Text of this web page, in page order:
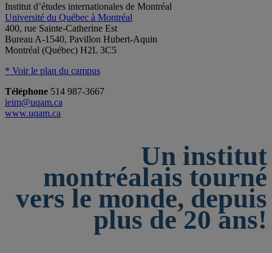
Institut d’études internationales de Montréal
Université du Québec à Montréal
400, rue Sainte-Catherine Est
Bureau A-1540, Pavillon Hubert-Aquin
Montréal (Québec) H2L 3C5
* Voir le plan du campus
Téléphone 514 987-3667
ieim@uqam.ca
www.uqam.ca
Un institut
montréalais tourné
vers le monde, depuis
plus de 20 ans!